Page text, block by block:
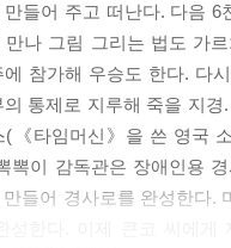
들어 주고 떠난다. 다음
나 그림 그리는 법도 가
에 참가해 우승도 한다. 다
통제로 지루해 죽을 지
(《타임머신》을 쓴 영국
뽁이 감독관은 장애인용
들어 경사로를 완성한다.